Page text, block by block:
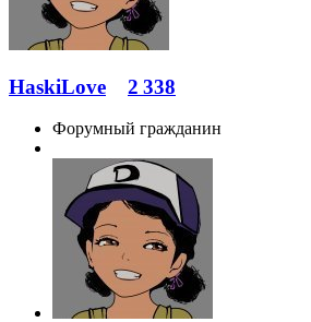
HaskiLove 2 338
Форумный гражданин